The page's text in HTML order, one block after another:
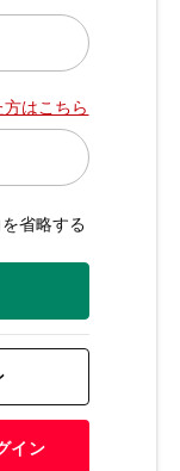
はこちら
省略する
イン